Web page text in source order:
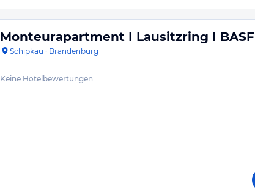
Monteurapartment I Lausitzring I BASF
Schipkau · Brandenburg
Keine Hotelbewertungen